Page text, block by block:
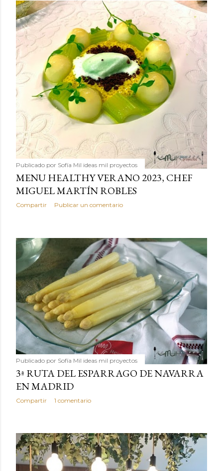
Publicado por Sofía Mil ideas mil proyectos
MENU HEALTHY VERANO 2023, CHEF
MIGUEL MARTÍN ROBLES
Compartir Publicar un comentario
Publicado por Sofía Mil ideas mil proyectos
3ª RUTA DEL ESPARRAGO DE NAVARRA
EN MADRID
Compartir 1 comentario